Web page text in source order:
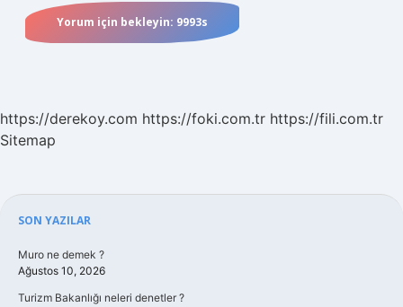
https://derekoy.com https://foki.com.tr https://fili.com.tr
Sitemap
Sidebar
SON YAZILAR
Muro ne demek ?
Ağustos 10, 2026
Turizm Bakanlığı neleri denetler ?